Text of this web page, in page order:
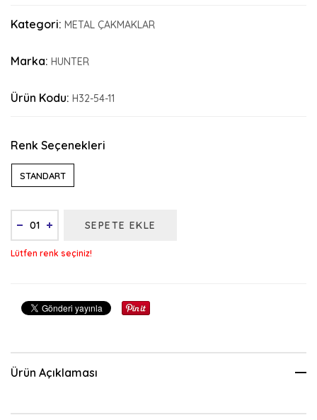
Kategori: METAL ÇAKMAKLAR
Marka: HUNTER
Ürün Kodu: H32-54-11
Renk Seçenekleri
STANDART
SEPETE EKLE
Lütfen renk seçiniz!
Ürün Açıklaması